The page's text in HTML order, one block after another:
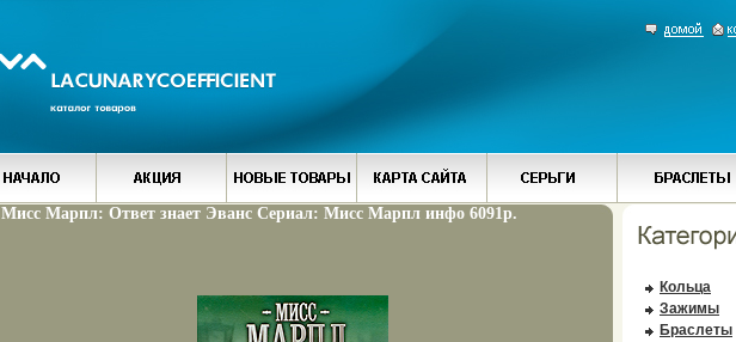
Мисс Марпл: Ответ знает Эванс Сериал: Мисс Марпл инфо 6091p.
Кольца
Зажимы
Браслеты